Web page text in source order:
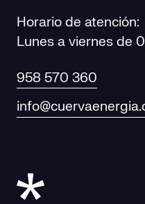
Horario de atención:
Lunes a viernes de
958 570 360